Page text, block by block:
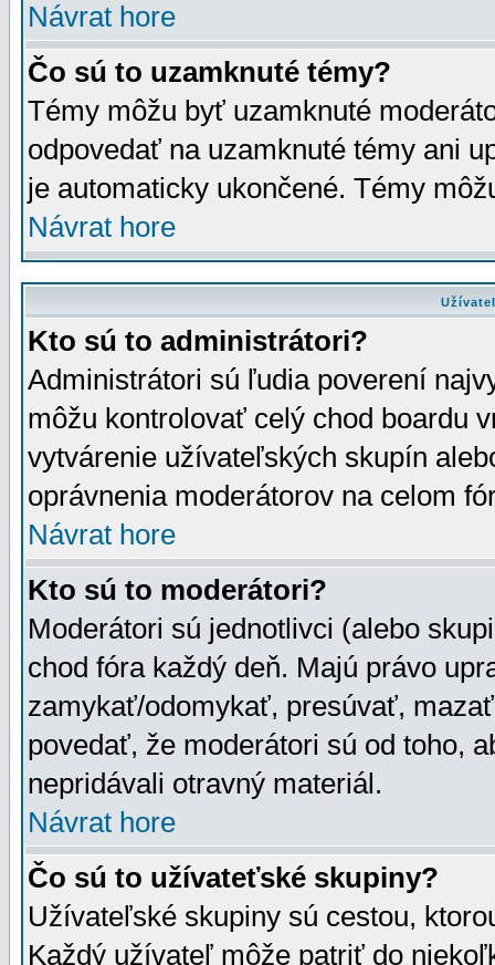
Návrat hore
Čo sú to uzamknuté témy?
Témy môžu byť uzamknuté
odpovedať na uzamknuté témy ani
je automaticky ukončené. Témy
Návrat hore
Kto sú to administrátori?
Administrátori sú ľudia poverení
môžu kontrolovať celý chod boardu
vytvárenie užívateľských skupín
oprávnenia moderátorov na celom
Návrat hore
Kto sú to moderátori?
Moderátori sú jednotlivci (alebo
chod fóra každý deň. Majú právo
zamykať/odomykať, presúvať,
povedať, že moderátori sú od toho,
nepridávali otravný materiál.
Návrat hore
Čo sú to užívateťské skupiny?
Užívateľské skupiny sú cestou,
Každý užívateľ môže patriť do